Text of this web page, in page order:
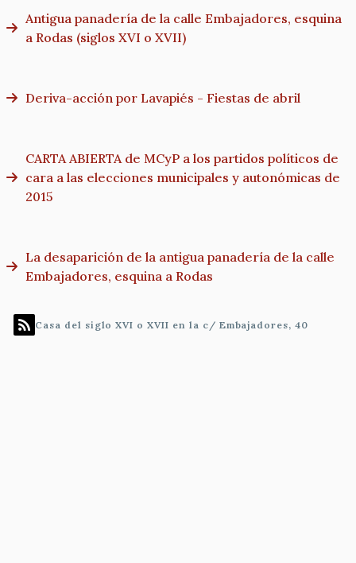
Antigua panadería de la calle Embajadores, esquina
a Rodas (siglos XVI o XVII)
Deriva-acción por Lavapiés - Fiestas de abril
CARTA ABIERTA de MCyP a los partidos políticos de
cara a las elecciones municipales y autonómicas de
2015
La desaparición de la antigua panadería de la calle
Embajadores, esquina a Rodas
Casa del siglo XVI o XVII en la c/ Embajadores, 40